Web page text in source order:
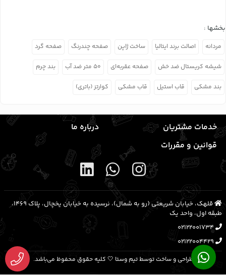
بخشها :
مردانه اصالت برند ایتالیا ساخت ژاپن صفحه چندرنگ صفحه گرد
شیشه کریستال ضد خش صفحه عقربه‌ای ۵۰ متر ضد آب بند چرم
بند مشکی قاب استیل قاب مشکی کوارتز (باتری)
خدمات مشتریان
درباره ما
قوانین و مقررات
قلهک، خیابان شریعتی (رو به شمال)، نرسیده به خیابان یخچال، پلاک ۱۴۶۹،
طبقه اول، واحد یک
02122001734
02122004429
طراحی و ساخت توسط تیم وستا 🤍 کلیه حقوق محفوظ می‌باشد.